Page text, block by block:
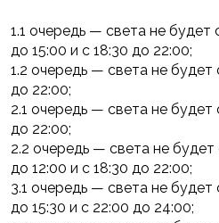
1.1 очередь — света не будет
до 15:00 и с 18:30 до 22:00;
1.2 очередь — света не будет
до 22:00;
2.1 очередь — света не будет
до 22:00;
2.2 очередь — света не
до 12:00 и с 18:30 до 22:00;
3.1 очередь — света не будет
до 15:30 и с 22:00 до 24:00;